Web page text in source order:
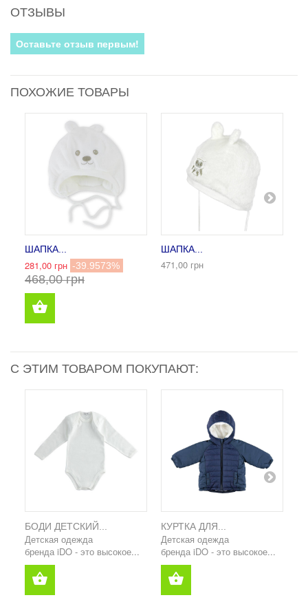
ОТЗЫВЫ
Оставьте отзыв первым!
ПОХОЖИЕ ТОВАРЫ
ШАПКА...
281,00 грн -39.9573%
468,00 грн
ШАПКА...
471,00 грн
С ЭТИМ ТОВАРОМ ПОКУПАЮТ:
БОДИ ДЕТСКИЙ...
Детская одежда
бренда iDO - это высокое...
КУРТКА ДЛЯ...
Детская одежда
бренда iDO - это высокое...